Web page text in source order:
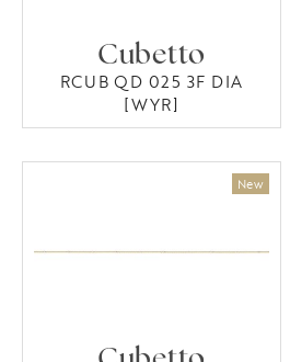
Cubetto
RCUB QD 025 3F DIA
[WYR]